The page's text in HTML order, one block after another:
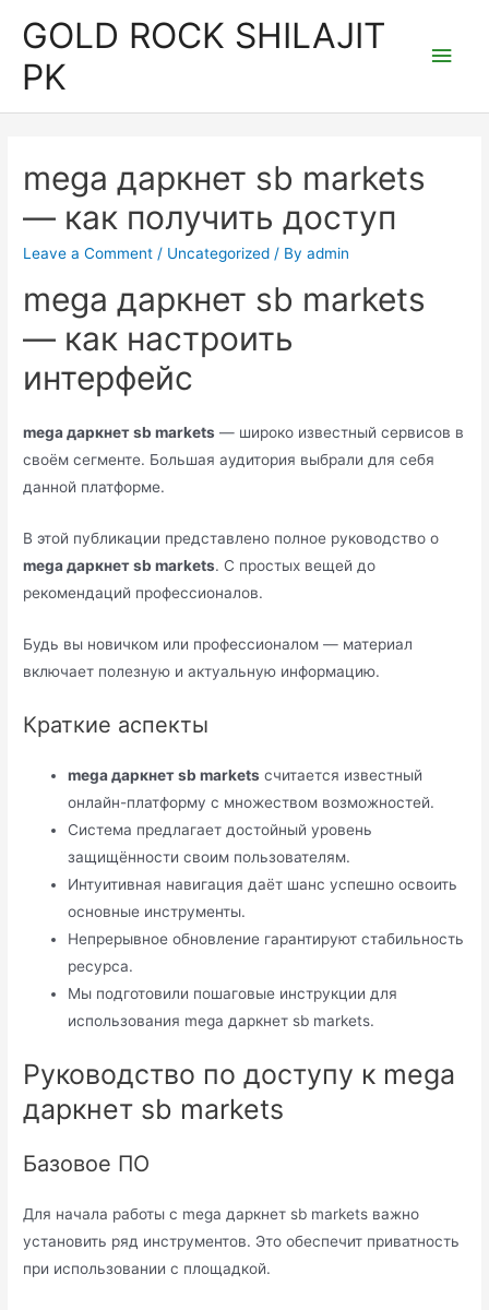
content
GOLD ROCK SHILAJIT
PK
Main
mega даркнет sb markets
— как получить доступ
Leave a Comment / Uncategorized / Byadmin
mega даркнет sb markets
— как настроить
интерфейс
mega даркнет sb markets — широко известный сервисов в
своём сегменте. Большая аудитория выбрали для себя
данной платформе.
В этой публикации представлено полное руководство о
mega даркнет sb markets. С простых вещей до
рекомендаций профессионалов.
Будь вы новичком или профессионалом — материал
включает полезную и актуальную информацию.
Краткие аспекты
mega даркнет sb markets считается известный
онлайн-платформу с множеством возможностей.
Система предлагает достойный уровень
защищённости своим пользователям.
Интуитивная навигация даёт шанс успешно освоить
основные инструменты.
Непрерывное обновление гарантируют стабильность
ресурса.
Мы подготовили пошаговые инструкции для
использования mega даркнет sb markets.
Руководство по доступу к mega
даркнет sb markets
Базовое ПО
Для начала работы с mega даркнет sb markets важно
установить ряд инструментов. Это обеспечит приватность
при использовании с площадкой.